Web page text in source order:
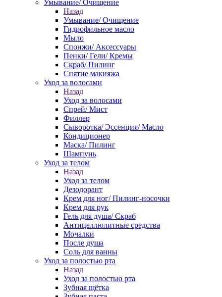
Умывание/ Очищение
Назад
Умывание/ Очищение
Гидрофильное масло
Мыло
Спонжи/ Аксессуары
Пенки/ Гели/ Кремы
Скраб/ Пилинг
Снятие макияжа
Уход за волосами
Назад
Уход за волосами
Спрей/ Мист
Филлер
Сыворотка/ Эссенция/ Масло
Кондиционер
Маска/ Пилинг
Шампунь
Уход за телом
Назад
Уход за телом
Дезодорант
Крем для ног/ Пилинг-носочки
Крем для рук
Гель для душа/ Скраб
Антицеллюлитные средства
Мочалки
После душа
Соль для ванны
Уход за полостью рта
Назад
Уход за полостью рта
Зубная щётка